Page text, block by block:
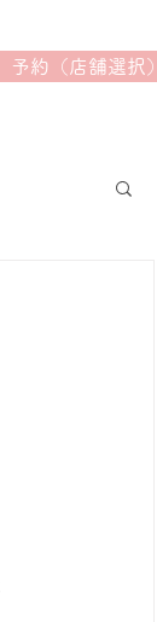
予約（店舗選択）